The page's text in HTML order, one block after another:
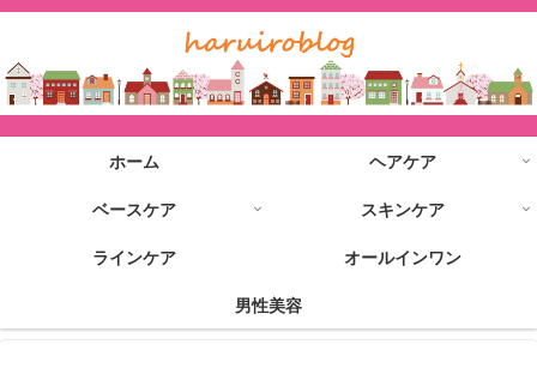
ホーム
ヘアケア
ベースケア
スキンケア
ラインケア
オールインワン
男性美容